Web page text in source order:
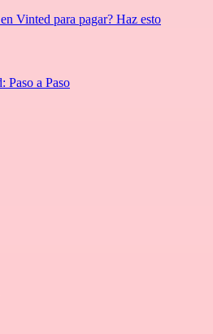
Vinted para pagar? Haz esto
Paso a Paso